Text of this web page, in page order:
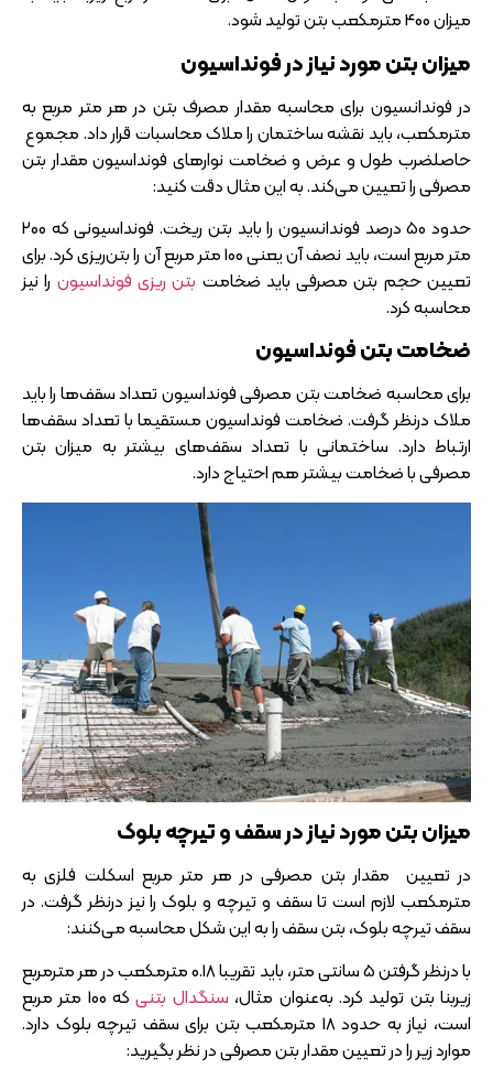
میزان 400 مترمکعب بتن تولید شود.
میزان بتن مورد نیاز در فونداسیون
در فوندانسیون برای محاسبه مقدار مصرف بتن در هر متر مربع به
مترمکعب، باید نقشه ساختمان را ملاک محاسبات قرار داد. مجموع
حاصلضرب طول و عرض و ضخامت نوارهای فونداسیون مقدار بتن
مصرفی را تعیین می‌کند. به این مثال دقت کنید:
حدود 50 درصد فوندانسیون را باید بتن ریخت. فونداسیونی که 200
متر مربع است، باید نصف آن یعنی 100 متر مربع آن را بتن‌ریزی کرد. برای
تعیین حجم بتن مصرفی باید ضخامت بتن ریزی فونداسیون را نیز
محاسبه کرد.
ضخامت بتن فونداسیون
برای محاسبه ضخامت بتن مصرفی فونداسیون تعداد سقف‌ها را باید
ملاک درنظر گرفت. ضخامت فونداسیون مستقیما با تعداد سقف‌ها
ارتباط دارد. ساختمانی با تعداد سقف‌های بیشتر به میزان بتن
مصرفی با ضخامت بیشتر هم احتیاج دارد.
میزان بتن مورد نیاز در سقف و تیرچه بلوک
در تعیین مقدار بتن مصرفی در هر متر مربع اسکلت فلزی به
مترمکعب لازم است تا سقف و تیرچه و بلوک را نیز درنظر گرفت. در
سقف تیرچه بلوک، بتن سقف را به این شکل محاسبه می‌کنند:
با درنظر گرفتن 5 سانتی متر، باید تقریبا 0.18 مترمکعب در هر مترمربع
زیربنا بتن تولید کرد. به‌عنوان مثال، سنگدال بتنی
که 100 متر مربع
است، نیاز به حدود 18 مترمکعب بتن برای سقف تیرچه بلوک دارد.
موارد زیر را در تعیین مقدار بتن مصرفی در نظر بگیرید: